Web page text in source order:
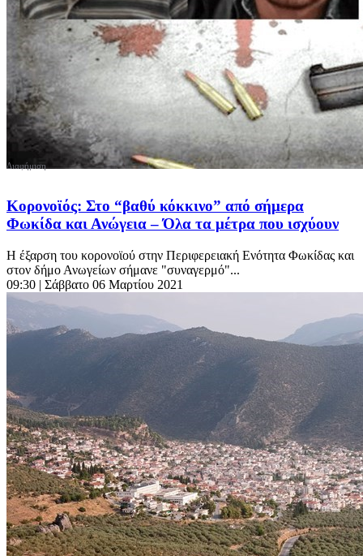
Κορονοϊός: Στο “βαθύ κόκκινο” από σήμερα
Φωκίδα και Ανώγεια – Όλα τα μέτρα που ισχύουν
Η έξαρση του κορονοϊού στην Περιφερειακή Ενότητα Φωκίδας και
στον δήμο Ανωγείων σήμανε "συναγερμό"...
09:30 | Σάββατο 06 Μαρτίου 2021